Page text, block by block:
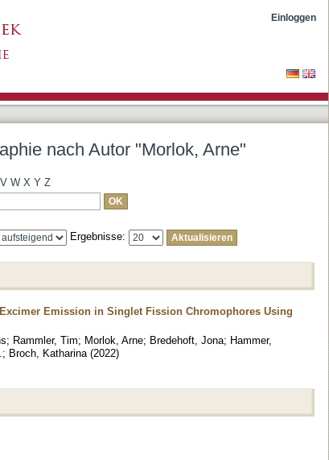
Einloggen
nach Autor "Morlok, Arne"
V W X Y Z
Ergebnisse:
Emission in Singlet Fission Chromophores Using
; Rammler, Tim; Morlok, Arne; Bredehoft, Jona; Hammer,
; Broch, Katharina (2022)